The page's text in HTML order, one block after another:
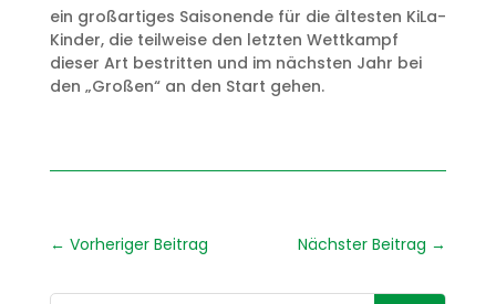
ein großartiges Saisonende für die ältesten KiLa-
Kinder, die teilweise den letzten Wettkampf
dieser Art bestritten und im nächsten Jahr bei
den „Großen“ an den Start gehen.
← Vorheriger Beitrag Nächster Beitrag →